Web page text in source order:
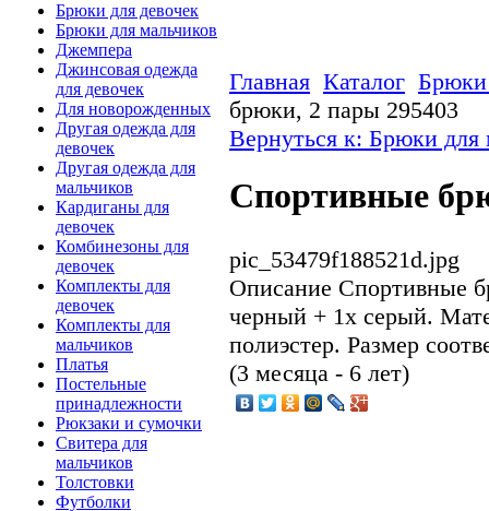
Брюки для девочек
Брюки для мальчиков
Джемпера
Джинсовая одежда
для девочек
Для новорожденных
Другая одежда для
девочек
Другая одежда для
мальчиков
Кардиганы для
девочек
Комбинезоны для
девочек
Комплекты для
девочек
Комплекты для
мальчиков
Платья
Постельные
принадлежности
Рюкзаки и сумочки
Свитера для
мальчиков
Толстовки
Футболки
Главная Каталог Брюки
брюки, 2 пары 295403
Вернуться к: Брюки для
Спортивные
pic_53479f188521d.jpg
Описание Спортивные
черный + 1х серый.
полиэстер. Размер
(3 месяца - 6 лет)